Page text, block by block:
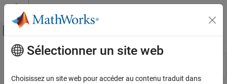
Passer au contenu
Activer/désactiver l'affichage du menu
Ressource
Contenu principal
Sélectionner un site web
Choisissez un site web pour accéder au contenu traduit dans